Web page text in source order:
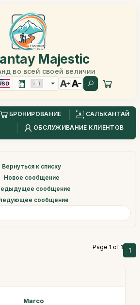
Majestic
во всей своей величии
БРОНИРОВАНИЕ
САЛЬКАНТАЙ
ОБСЛУЖИВАНИЕ КЛИЕНТОВ
Вернуться к списку
Новое сообщение
сообщение
сообщение
Page 1 of 1 1
Marco